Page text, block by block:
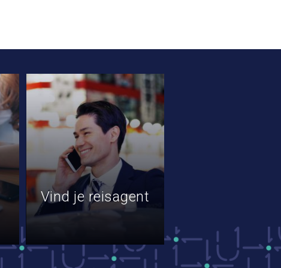
Vind je reisagent